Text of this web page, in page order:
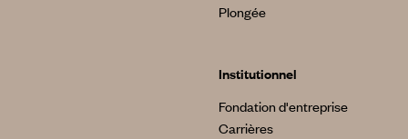
Plongée
Institutionnel
Fondation d'entreprise
Carrières